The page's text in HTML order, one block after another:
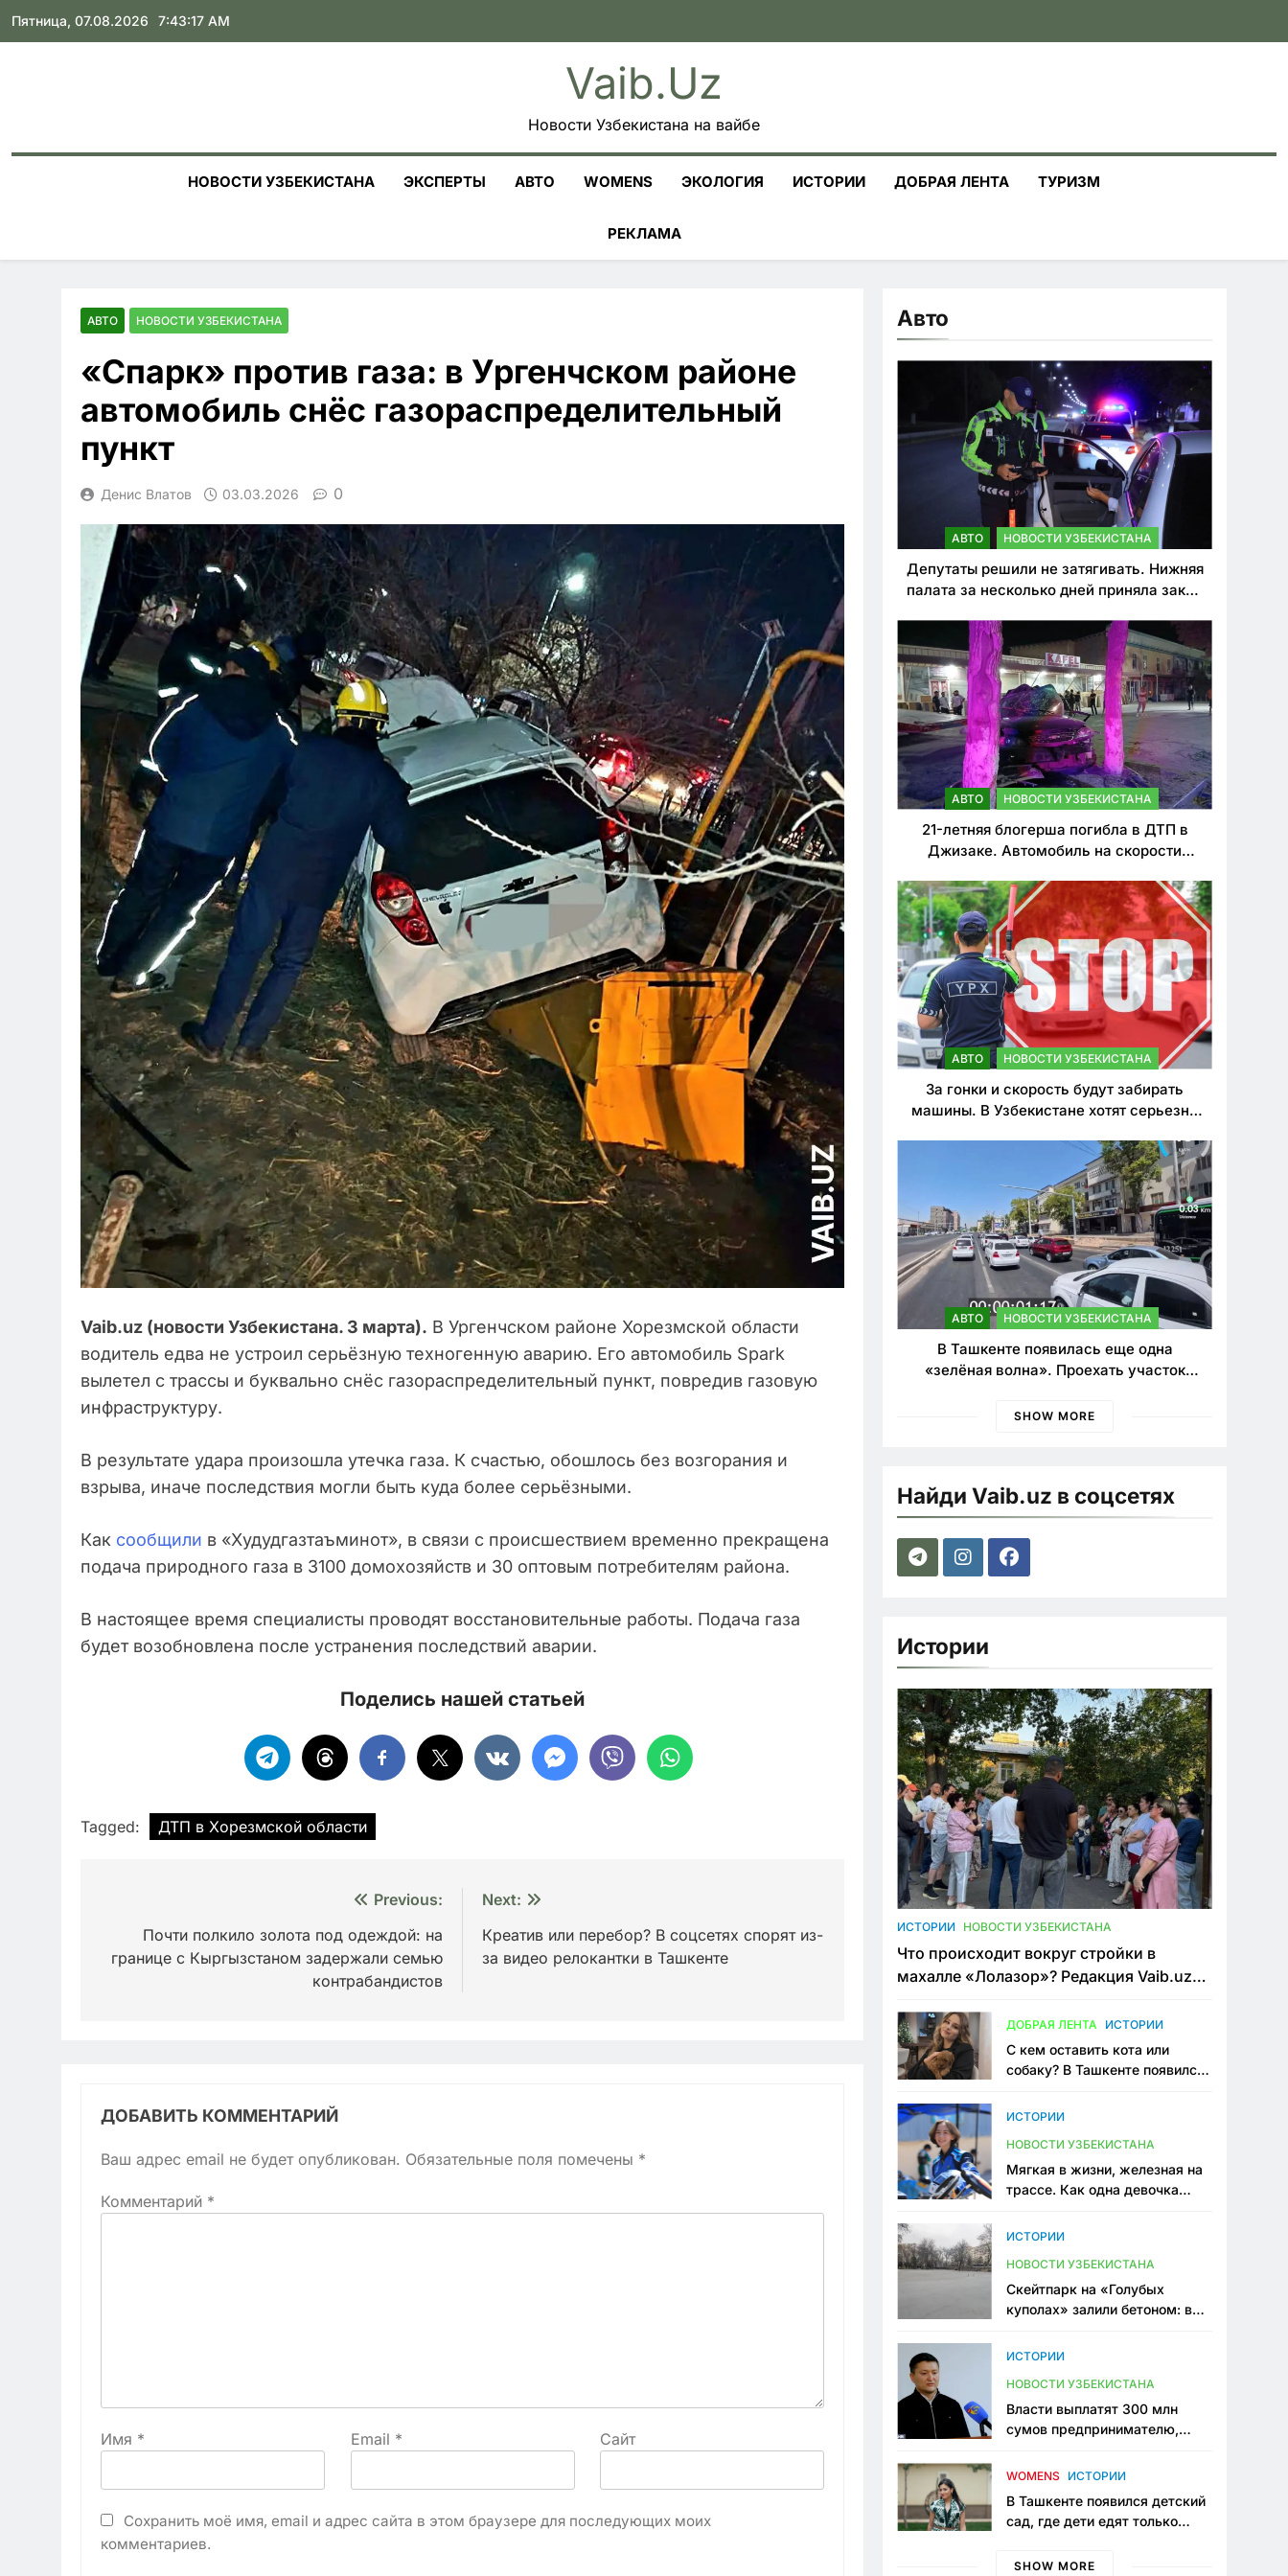
Skip
Пятница, 07.08.2026 7:43:18 AM
Vaib.uz
Новости Узбекистана на вайбе
НОВОСТИ УЗБЕКИСТАНА ЭКСПЕРТЫ АВТО WOMENS ЭКОЛОГИЯ ИСТОРИИ ДОБРАЯ ЛЕНТА ТУРИЗМ
РЕКЛАМА
АВТО НОВОСТИ УЗБЕКИСТАНА
«Спарк» против газа: в Ургенчском районе
автомобиль снёс газораспределительный
пункт
Денис Влатов 03.03.2026 0
Vaib.uz (новости Узбекистана. 3 марта). В Ургенчском районе Хорезмской области
водитель едва не устроил серьёзную техногенную аварию. Его автомобиль Spark
вылетел с трассы и буквально снёс газораспределительный пункт, повредив газовую
инфраструктуру.
В результате удара произошла утечка газа. К счастью, обошлось без возгорания и
взрыва, иначе последствия могли быть куда более серьёзными.
Как сообщили в «Худудгазтаъминот», в связи с происшествием временно прекращена
подача природного газа в 3100 домохозяйств и 30 оптовым потребителям района.
В настоящее время специалисты проводят восстановительные работы. Подача газа
будет возобновлена после устранения последствий аварии.
Поделись нашей статьей
Tagged: ДТП в Хорезмской области
записям
Previous:
Почти полкило золота под одеждой: на
границе с Кыргызстаном задержали семью
контрабандистов
Next:
Креатив или перебор? В соцсетях спорят из-
за видео релокантки в Ташкенте
ДОБАВИТЬ КОММЕНТАРИЙ
Ваш адрес email не будет опубликован. Обязательные поля помечены *
Комментарий *
Имя * Email * Сайт
Сохранить моё имя, email и адрес сайта в этом браузере для последующих моих
комментариев.
Авто
АВТО НОВОСТИ УЗБЕКИСТАНА
Депутаты решили не затягивать. Нижняя
палата за несколько дней приняла закон
нарушителей ПДД
АВТО НОВОСТИ УЗБЕКИСТАНА
21-летняя блогерша погибла в ДТП в
Джизаке. Автомобиль на скорости
АВТО НОВОСТИ УЗБЕКИСТАНА
За гонки и скорость будут забирать
машины. В Узбекистане хотят серьезно
АВТО НОВОСТИ УЗБЕКИСТАНА
В Ташкенте появилась еще одна
«зелёная волна». Проехать участок
SHOW MORE
Найди Vaib.uz в соцсетях
Истории
ИСТОРИИ НОВОСТИ УЗБЕКИСТАНА
Что происходит вокруг стройки в
махалле «Лолазор»? Редакция Vaib.uz
конфликта
ДОБРАЯ ЛЕНТА ИСТОРИИ
С кем оставить кота или
собаку? В Ташкенте появился
ИСТОРИИ
НОВОСТИ УЗБЕКИСТАНА
Мягкая в жизни, железная на
трассе. Как одна девочка
Узбекистане
ИСТОРИИ
НОВОСТИ УЗБЕКИСТАНА
Скейтпарк на «Голубых
куполах» залили бетоном: в
одно общественное
ИСТОРИИ
НОВОСТИ УЗБЕКИСТАНА
Власти выплатят 300 млн
сумов предпринимателю,
тюрьме по незаконному
WOMENS ИСТОРИИ
В Ташкенте появился детский
сад, где дети едят только
мама, которая устала просить
SHOW MORE